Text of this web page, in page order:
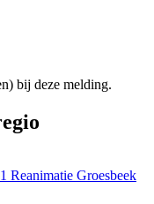
bij deze melding.
Groesbeek